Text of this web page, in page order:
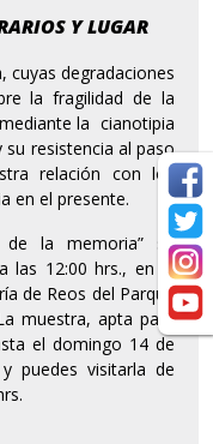
Y LUGAR
cuyas degradaciones
la fragilidad de la
la cianotipia
resistencia al paso
relación con los
en el presente.
de la memoria” se
las 12:00 hrs., en el
de Reos del Parque
muestra, apta para
el domingo 14 de
puedes visitarla de